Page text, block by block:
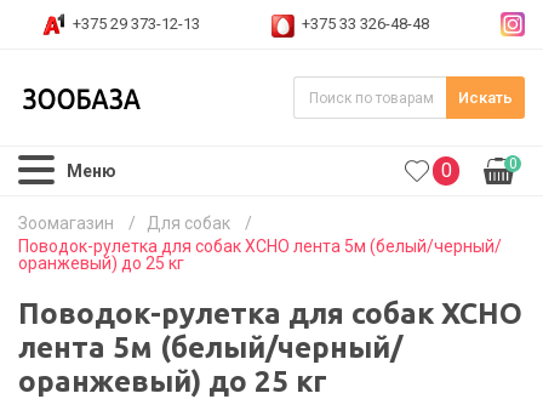
+375 29 373-12-13 +375 33 326-48-48
Искать
Меню 0 0
Зоомагазин / Для собак
/
Поводок-рулетка для собак XCHO лента 5м (белый/черный/
оранжевый) до 25 кг
Поводок-рулетка для собак XCHO
лента 5м (белый/черный/
оранжевый) до 25 кг